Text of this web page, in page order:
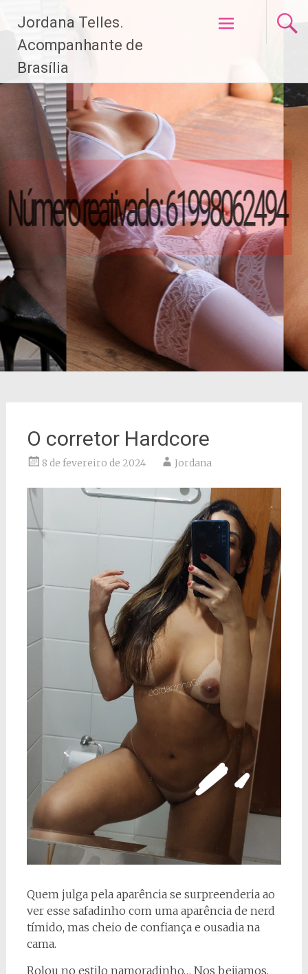
paraJordana Telles.
Acompanhante de
Brasília
O corretor Hardcore
8 de fevereiro de 2024 Jordana
Quem julga pela aparência se surpreenderia ao
ver esse safadinho com uma aparência de nerd
tímido, mas cheio de confiança e ousadia na
cama.
Rolou no estilo namoradinho… Nos beijamos,